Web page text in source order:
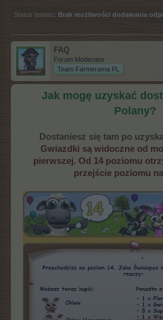
Status tematu: Brak możliwości dodawania
FAQ
Forum Moderator
Team Farmerama PL
Jak mogę uzyskać
Polany?
Dostaniesz się tam po
Gwiazdki są widoczne od
pierwszej. Od 14 poziomu
przejście poziomu